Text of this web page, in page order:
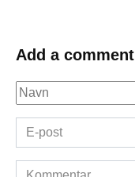
Add a comment
Navn
*
E-
post
*Kommentar